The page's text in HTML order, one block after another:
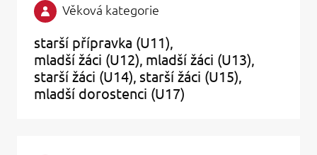
Věková kategorie
starší přípravka (U11)
mladší žáci (U12) mladší žáci (U13)
starší žáci (U14) starší žáci (U15)
mladší dorostenci (U17)